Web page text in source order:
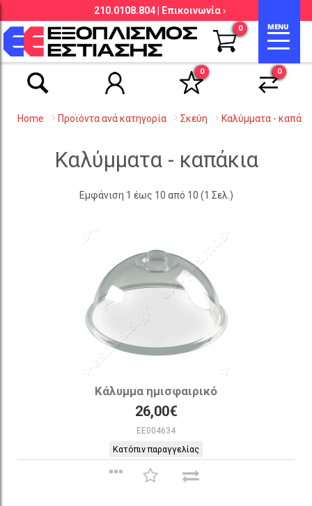
Αναζήτηση βάσει είδους, εταιρείας,
κωδικού κ.λ.π.
210.0108.804 | Επικοινωνία ›
0
0 0
Home Προϊόντα ανά κατηγορία Σκεύη Καλύμματα -
Καλύμματα - καπάκια
Εμφάνιση 1 έως 10 από 10 (1 Σελ.)
Κάλυμμα ημισφαιρικό
26,00€
EE004634
Κατόπιν παραγγελίας